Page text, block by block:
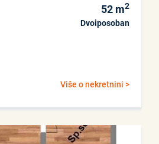
52 m2
Dvoiposoban
Više o nekretnini >